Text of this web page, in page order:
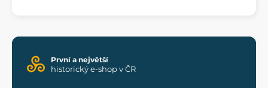
První a největší
historický e-shop v ČR